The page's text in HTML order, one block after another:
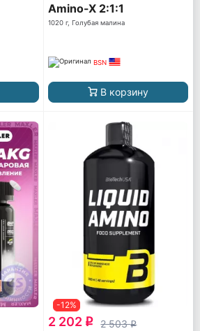
Amino-X 2:1:1
1020 г, Голубая малина
BSN
В корзину
-12%
2 202 q 2 503q